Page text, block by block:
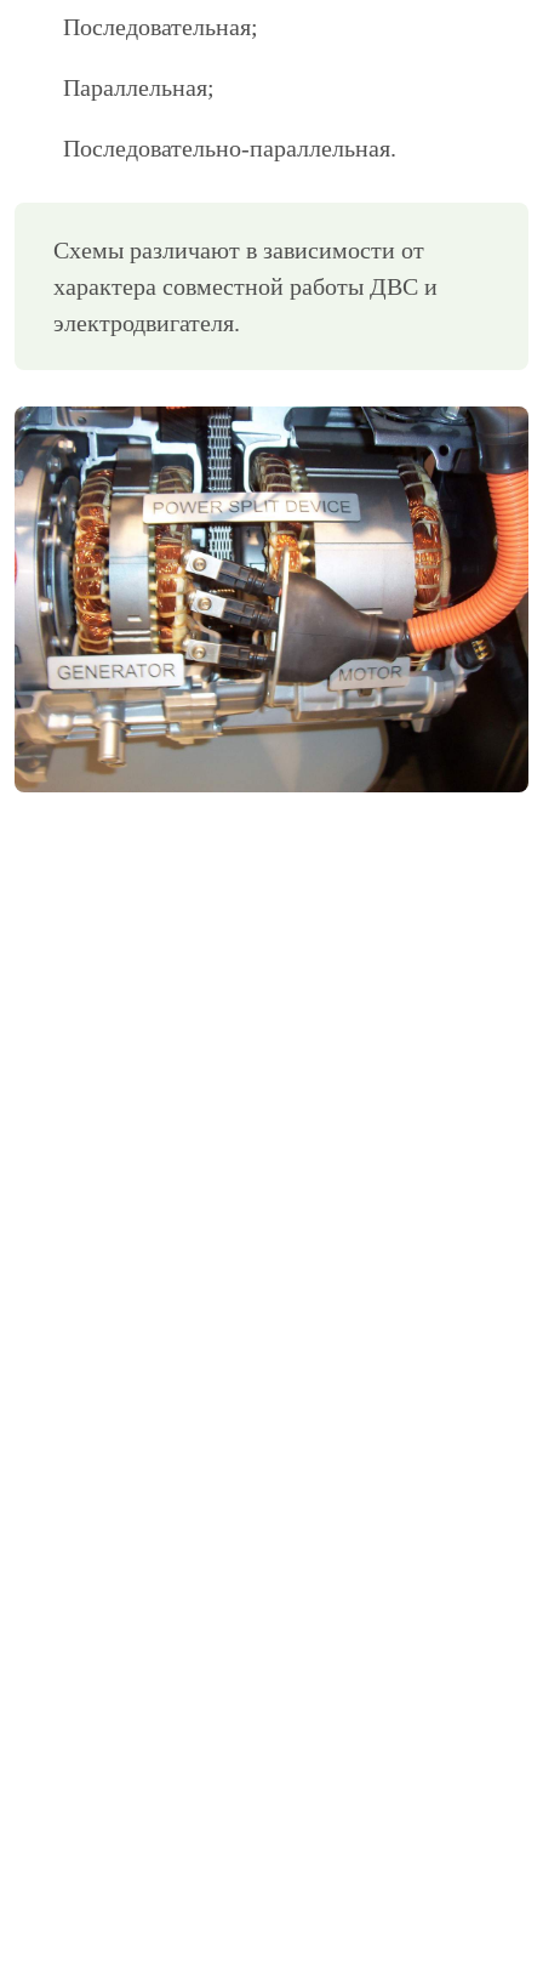
Последовательная;
Параллельная;
Последовательно-параллельная.
Схемы различают в зависимости от
характера совместной работы ДВС и
электродвигателя.